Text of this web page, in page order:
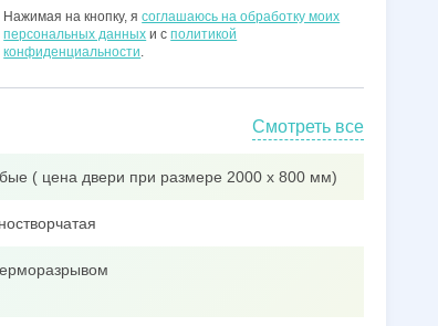
Нажимая на кнопку, ясоглашаюсь на обработку моих
персональных данных и сполитикой
конфиденциальности.
Смотреть все
( цена двери при размере 2000 х 800 мм)